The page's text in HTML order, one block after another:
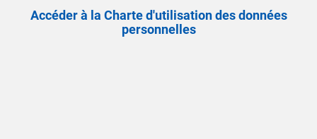
Accéder à la Charte d'utilisation des données
personnelles